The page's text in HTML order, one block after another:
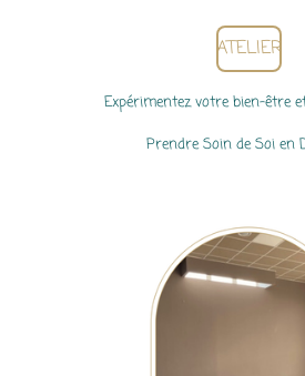
ATELIER
Expérimentez votre bien-être
Prendre Soin de Soi en